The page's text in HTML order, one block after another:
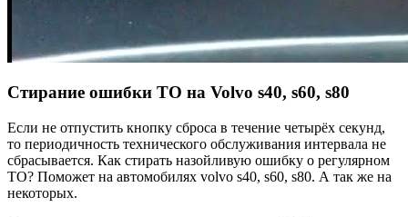
Стирание ошибки ТО на Volvo s40, s60, s80
Если не отпустить кнопку сброса в течение четырёх секунд,
то периодичность технического обслуживания интервала не
сбрасывается. Как стирать назойливую ошибку о регулярном
ТО? Поможет на автомобилях volvo s40, s60, s80. А так же на
некоторых.